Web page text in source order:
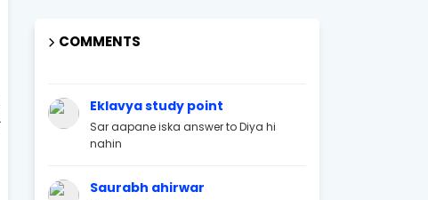
COMMENTS
Eklavya study point
Sar aapane iska answer to Diya hi
nahin
Saurabh ahirwar